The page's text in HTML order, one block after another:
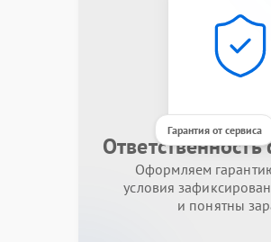
Гарантия от сервиса
Ответственность
Оформляем
условия
и понятны